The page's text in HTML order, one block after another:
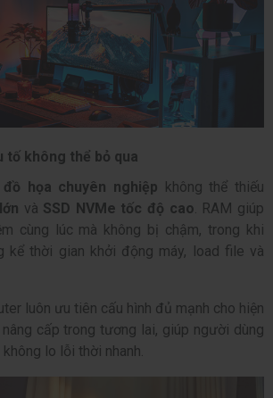
tố không thể bỏ qua
đồ họa chuyên nghiệp không thể thiếu
và SSD NVMe tốc độ cao. RAM giúp
cùng lúc mà không bị chậm, trong khi
kể thời gian khởi động máy, load file và
luôn ưu tiên cấu hình đủ mạnh cho hiện
cấp trong tương lai, giúp người dùng
lo lỗi thời nhanh.